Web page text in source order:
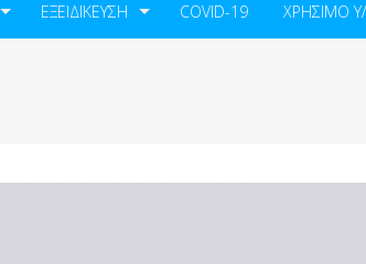
ΕΞΕΙΔΊΚΕΥΣΗ COVID-19 ΧΡΗΣΙΜΟ